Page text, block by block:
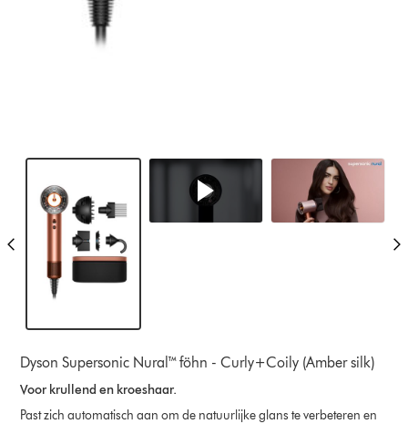
Dyson Supersonic Nural™ föhn - Curly+Coily (Amber silk)
Voor krullend en kroeshaar.
Past zich automatisch aan om de natuurlijke glans te verbeteren en